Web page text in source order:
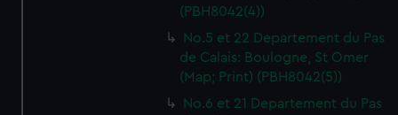
(PBH8042(4))
No.5 et 22 Departement du Pas
de Calais: Boulogne, St Omer
(Map; Print) (PBH8042(5))
No.6 et 21 Departement du Pas